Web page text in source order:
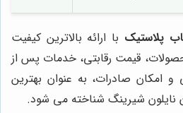
پلاستیک با ارائه بالاترین کیفیت
قیمت رقابتی، خدمات پس از
امکان صادرات، به عنوان بهترین
نایلون شیرینگ شناخته می شود.